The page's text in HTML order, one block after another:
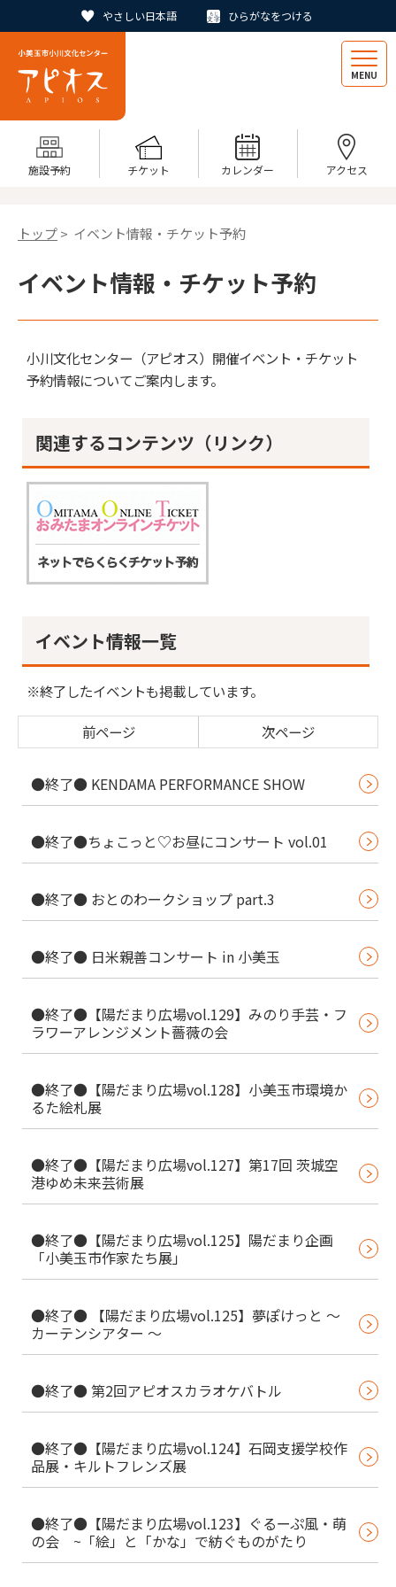
やさしい日本語 ひらがなをつける
MENU
施設予約 チケット カレンダー アクセス
トップ> イベント情報・チケット予約
イベント情報・チケット予約
小川文化センター（アピオス）開催イベント・チケット
予約情報についてご案内します。
関連するコンテンツ（リンク）
イベント情報一覧
※終了したイベントも掲載しています。
前ページ 次ページ
●終了● KENDAMA PERFORMANCE SHOW
●終了●ちょこっと♡お昼にコンサート vol.01
●終了● おとのわークショップ part.3
●終了● 日米親善コンサート in 小美玉
●終了●【陽だまり広場vol.129】みのり手芸・フ
ラワーアレンジメント薔薇の会
●終了●【陽だまり広場vol.128】小美玉市環境か
るた絵札展
●終了●【陽だまり広場vol.127】第17回 茨城空
港ゆめ未来芸術展
●終了●【陽だまり広場vol.125】陽だまり企画
「小美玉市作家たち展」
●終了● 【陽だまり広場vol.125】夢ぽけっと ～
カーテンシアター ～
●終了● 第2回アピオスカラオケバトル
●終了●【陽だまり広場vol.124】石岡支援学校作
品展・キルトフレンズ展
●終了●【陽だまり広場vol.123】ぐるーぷ風・萌
の会 ~「絵」と「かな」で紡ぐものがたり